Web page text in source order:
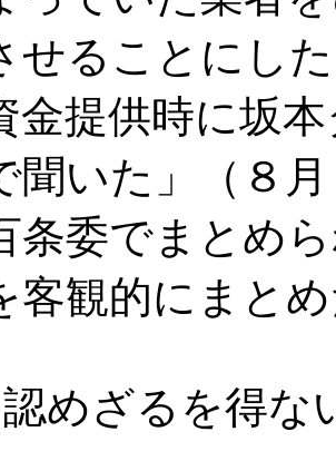
せることにし
金提供時に坂
聞いた」（８
条委でまとめ
客観的にまと
めざるを得な